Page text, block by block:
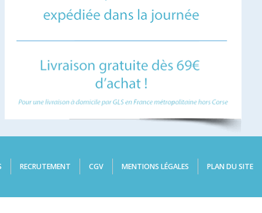
RECRUTEMENT CGV MENTIONS LÉGALES PLAN DU SITE